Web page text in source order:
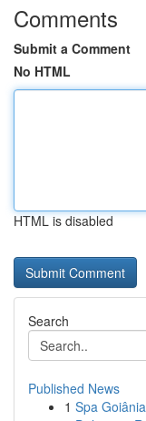
Comments
Submit a Comment
No HTML
HTML is disabled
Search
Published News
1 Spa Goiânia